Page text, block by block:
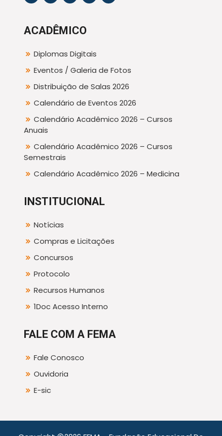
ACADÊMICO
Diplomas Digitais
Eventos / Galeria de Fotos
Distribuição de Salas 2026
Calendário de Eventos 2026
Calendário Acadêmico 2026 – Cursos
Anuais
Calendário Acadêmico 2026 – Cursos
Semestrais
Calendário Acadêmico 2026 – Medicina
INSTITUCIONAL
Notícias
Compras e Licitações
Concursos
Protocolo
Recursos Humanos
1Doc Acesso Interno
FALE COM A FEMA
Fale Conosco
Ouvidoria
E-sic